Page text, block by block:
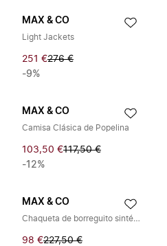
MAX & CO
Light Jackets
251 €276 €
-9%
MAX & CO
Camisa Clásica de Popelina
103,50 €117,50 €
-12%
MAX & CO
Chaqueta de borreguito sintético
98 €227,50 €